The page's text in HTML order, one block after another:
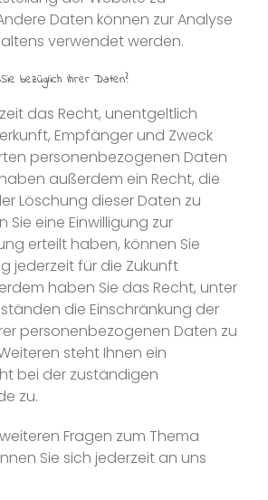
Daten können zur Analyse
verwendet werden.
bezüglich Ihrer Daten?
das Recht, unentgeltlich
Empfänger und Zweck
personenbezogenen Daten
außerdem ein Recht, die
Löschung dieser Daten zu
Sie eine Einwilligung zur
erteilt haben, können Sie
jederzeit für die Zukunft
haben Sie das Recht, unter
die Einschränkung der
personenbezogenen Daten zu
steht Ihnen ein
bei der zuständigen
zu.
Fragen zum Thema
Sie sich jederzeit an uns